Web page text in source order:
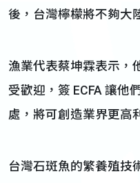
後，台灣檸檬將不夠大
漁業代表蔡坤霖表示，
受歡迎，簽 ECFA 讓他
處，將可創造業界更高
台灣石斑魚的繁養殖技